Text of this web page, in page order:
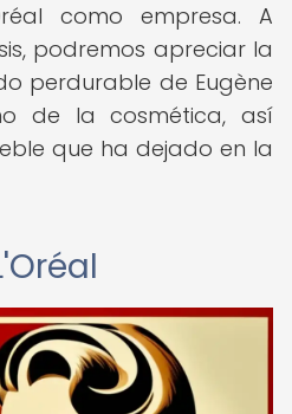
como empresa. A
podremos apreciar la
perdurable de Eugène
de la cosmética, así
que ha dejado en la